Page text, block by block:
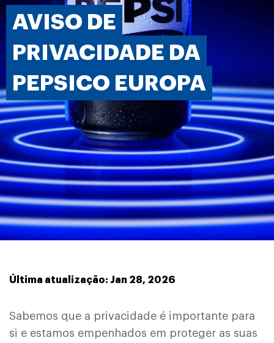
AVISO DE
PRIVACIDADE DA
PEPSICO EUROPA
Última atualização: Jan 28, 2026
Sabemos que a privacidade é importante para
si e estamos empenhados em proteger as suas